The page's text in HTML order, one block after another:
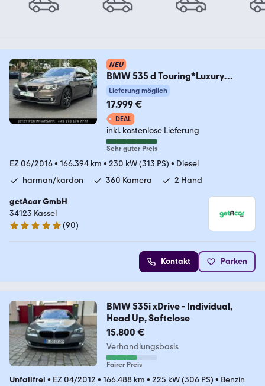
NEU
BMW 535 d Touring*Luxury
Line*360 Kamera*Head UP*8f
Lieferung möglich
17.999 €
DEAL
inkl. kostenlose Lieferung
Sehr guter Preis
EZ 06/2016• 166.394 km • 230 kW (313 PS) • Diesel
harman/kardon
360 Kamera 2 Hand
getAcar GmbH
34123 Kassel
4.9 Sterne
(90)
Kontakt Parken
BMW 535i xDrive - Individual,
Head Up, Softclose
15.800 €
Verhandlungsbasis
Fairer Preis
Unfallfrei • EZ 04/2012 • 166.488 km • 225 kW (306 PS) • Benzin